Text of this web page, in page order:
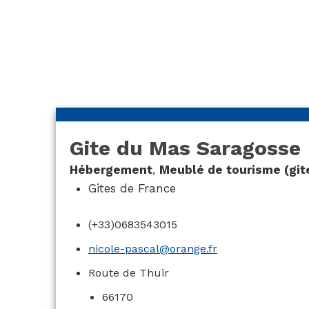
Gite du Mas Saragosse
Hébergement, Meublé de tourisme
Gites de France
(+33)0683543015
nicole-pascal@orange.fr
Route de Thuir
66170